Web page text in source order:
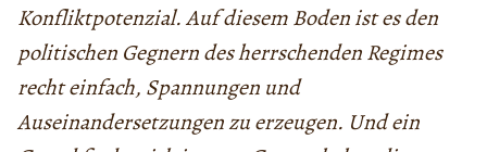
Konfliktpotenzial. Auf diesem Boden ist es den
politischen Gegnern des herrschenden Regimes
recht einfach, Spannungen und
Auseinandersetzungen zu erzeugen. Und ein